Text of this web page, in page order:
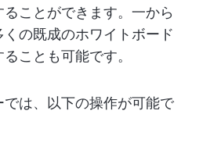
ことができます。一から
の既成のホワイトボード
ことも可能です。
は、以下の操作が可能で